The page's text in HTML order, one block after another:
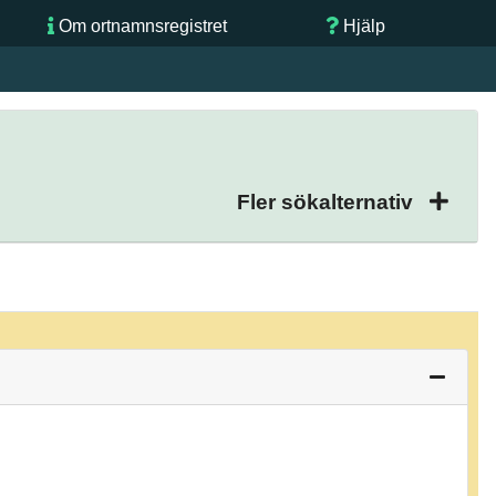
Om ortnamnsregistret Hjälp
Fler sökalternativ